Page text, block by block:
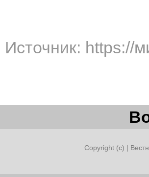
Источник: https://
Copyright (c) |